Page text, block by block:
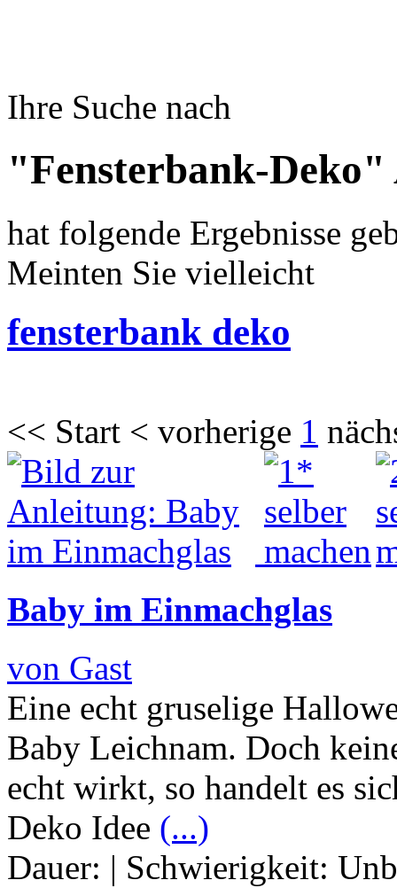
Ihre Suche nach
"Fensterbank-Deko"
hat folgende Ergebnisse
Meinten Sie vielleicht
fensterbank deko
<< Start < vorherige 1
Baby im Einmachglas
von Gast
Eine echt gruselige
Baby Leichnam. Doch
echt wirkt, so handelt es
Deko Idee (...)
Dauer: | Schwierigkeit: